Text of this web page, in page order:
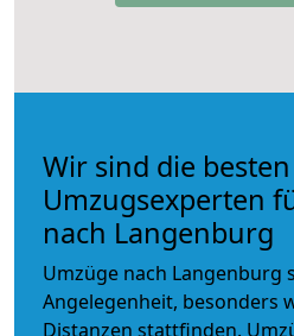
Wir sind die besten
Umzugsexperten
nach Langenburg
Umzüge nach Langenburg
Angelegenheit, besonders
Distanzen stattfinden.